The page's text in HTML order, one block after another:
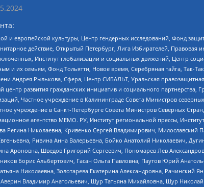
европейской культуры, Центр гендерных исследований, Фонд
действие, Открытый Петербург, Лига Избирателей, Правовая
Институт глобализации и социальных движений, Центр
их семьям, Фонд Тольятти, Новое время, Серебряная тайга, Так-
Андрея Рылькова, Сфера, Центр СИБАЛЬТ, Уральская
развития гражданских инициатив и социального партнерства,
Частное учреждение в Калининграде Совета Министров
учреждение в Санкт-Петербурге Совета Министров Северных
агентство МЕМО. РУ, Институт региональной прессы,
Регина Николаевна, Кривенко Сергей Владимирович,
Ривина Анна Валерьевна, Бойко Анатолий Николаевич,
Ароновна, Шведов Григорий Сергеевич, Пономарев Лев
Борис Альбертович, Гасан Ольга Павловна, Паутов Юрий
Николаевна, Золотарева Екатерина Александровна, Рачинский
Владимир Анатольевич, Щур Татьяна Михайловна, Щур